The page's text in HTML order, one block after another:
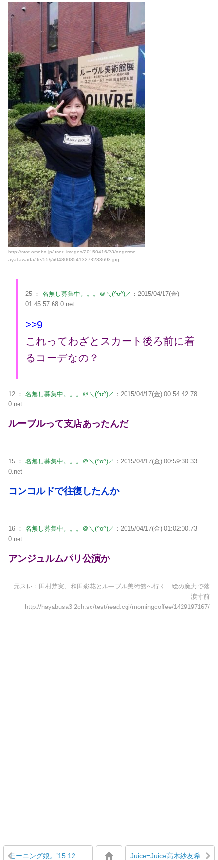
http://stat.ameba.jp/user_images/20150416/23/angerme-
ayakawada/0e/55/j/o0480085413278233698.jpg
25 ： 名無し募集中。。。＠＼(^o^)／ ：2015/04/17(金)
01:45:57.68 0.net
>>9
これってわざとスカート後ろ前に着
るコーデなの？
12 ： 名無し募集中。。。＠＼(^o^)／ ：2015/04/17(金) 00:54:42.78
0.net
ルーブルって支店あったんだ
15 ： 名無し募集中。。。＠＼(^o^)／ ：2015/04/17(金) 00:59:30.33
0.net
コンコルドで往復したんか
16 ： 名無し募集中。。。＠＼(^o^)／ ：2015/04/17(金) 01:02:00.73
0.net
アンジュルムパリ公演か
元スレ：田村芽実、和田彩花とルーブル美術館へ行く 絵の魔力で落
涙寸前
http://hayabusa3.2ch.sc/test/read.cgi/morningcoffee/1429197167/
モーニング娘。’15 12期画伯の描くカンガルー Juice=Juice高木紗友希のバースデーTシャツにバナナが隠れデザインされている